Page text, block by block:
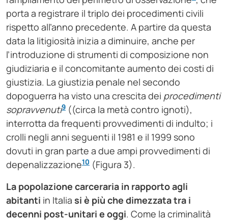
porta a registrare il triplo dei procedimenti civili
rispetto all’anno precedente. A partire da questa
data la litigiosità inizia a diminuire, anche per
l’introduzione di strumenti di composizione non
giudiziaria e il concomitante aumento dei costi di
giustizia. La giustizia penale nel secondo
dopoguerra ha visto una crescita dei procedimenti
sopravvenuti9 ((circa la metà contro ignoti),
interrotta da frequenti provvedimenti di indulto; i
crolli negli anni seguenti il 1981 e il 1999 sono
dovuti in gran parte a due ampi provvedimenti di
depenalizzazione10 (Figura 3).
La popolazione carceraria in rapporto agli
abitanti in Italia si è più che dimezzata tra i
decenni post-unitari e oggi. Come la criminalità